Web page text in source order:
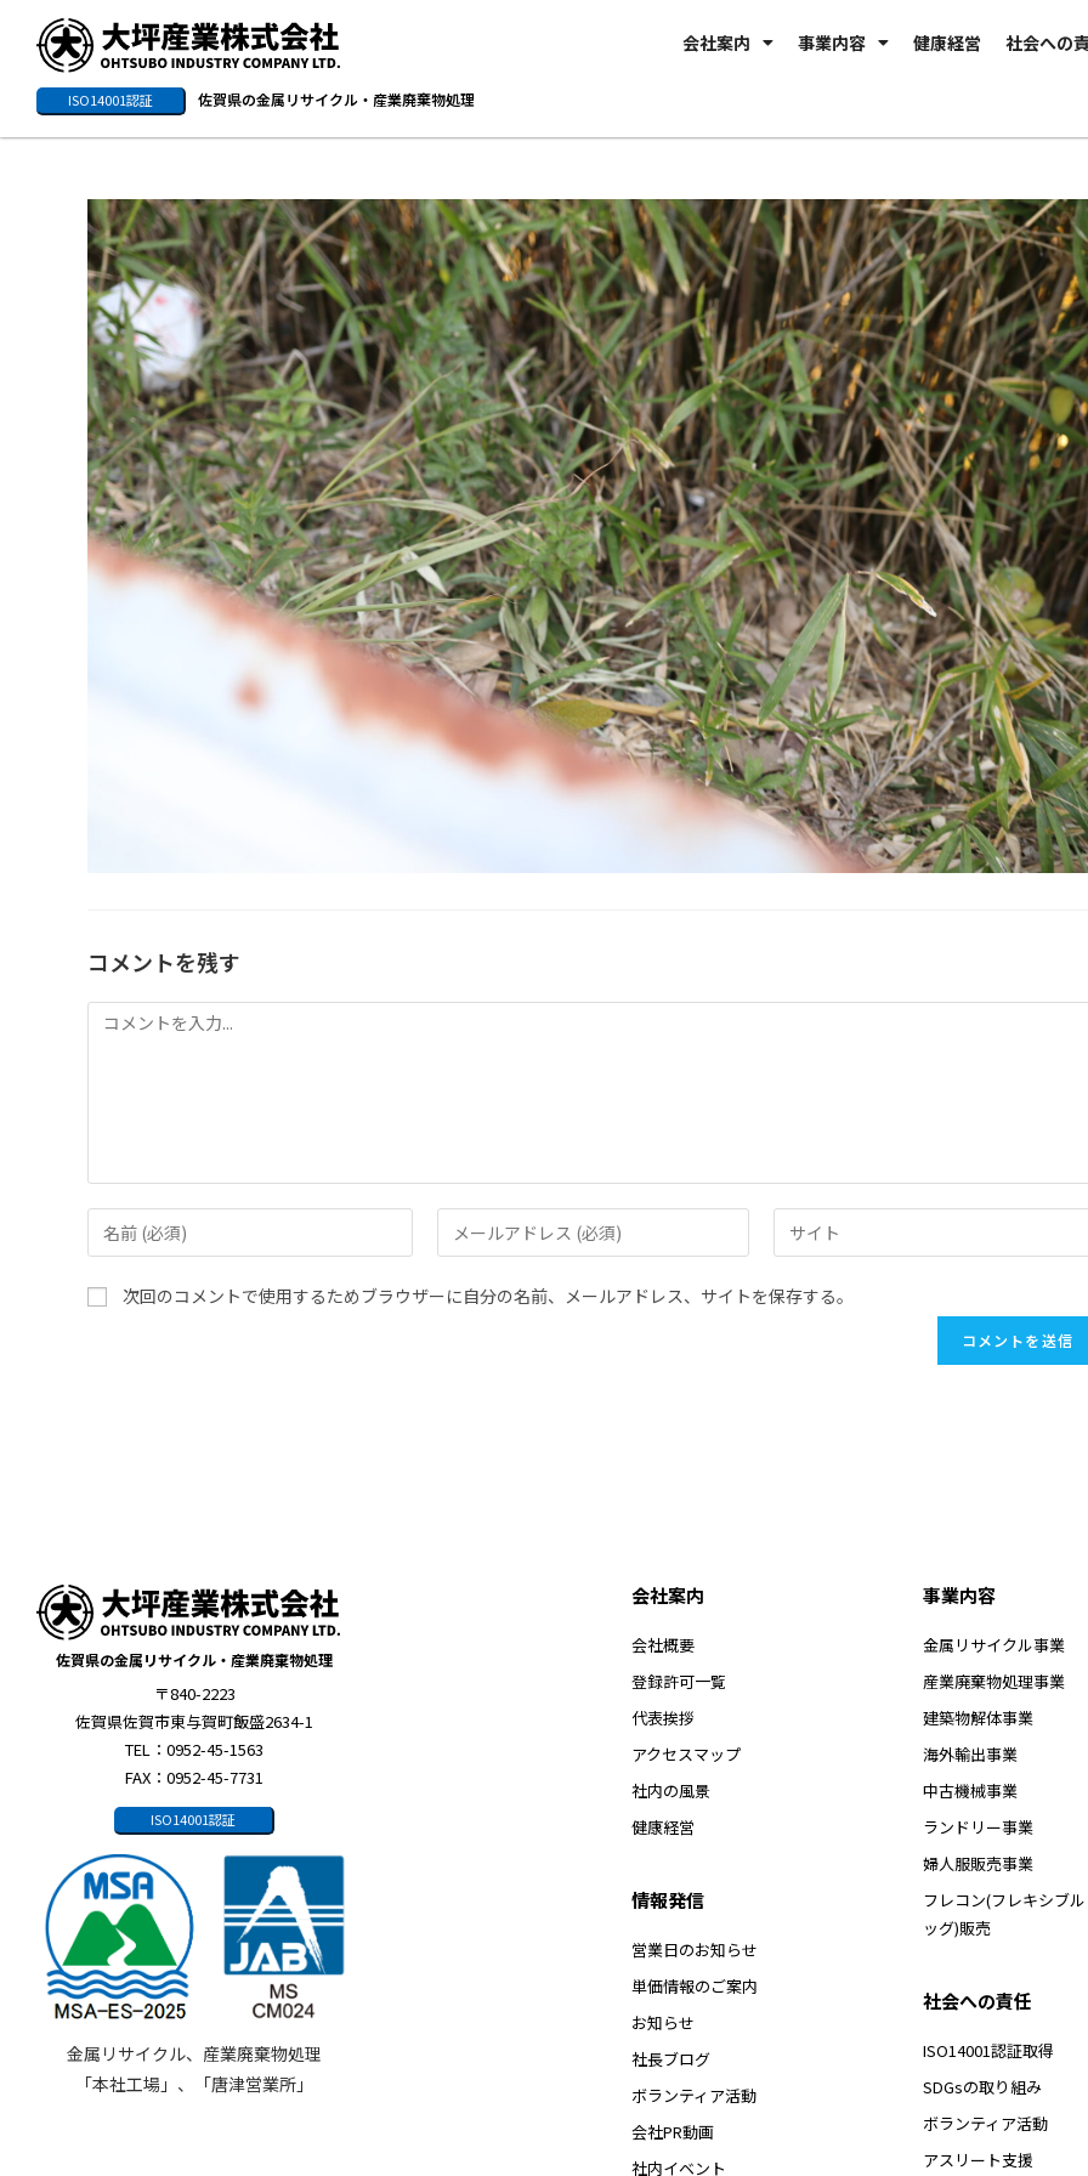
会社案内 事業内容 健康経営 社会への
ISO14001認証 佐賀県の金属リサイクル・産業廃棄物処理
コメントを残す
次回のコメントで使用するためブラウザーに自分の名前、メールアドレス、サイトを保存する。
佐賀県の金属リサイクル・産業廃棄物処理
〒840-2223
佐賀県佐賀市東与賀町飯盛2634-1
TEL：0952-45-1563
FAX：0952-45-7731
ISO14001認証
金属リサイクル、産業廃棄物処理
「本社工場」、「唐津営業所」
会社案内
会社概要
登録許可一覧
代表挨拶
アクセスマップ
社内の風景
健康経営
情報発信
営業日のお知らせ
単価情報のご案内
お知らせ
社長ブログ
ボランティア活動
会社PR動画
社内イベント
事業内容
金属リサイクル事業
産業廃棄物処理事業
建築物解体事業
海外輸出事業
中古機械事業
ランドリー事業
婦人服販売事業
フレコン(フレキシブ
ッグ)販売
社会への責任
ISO14001認証取得
SDGsの取り組み
ボランティア活動
アスリート支援